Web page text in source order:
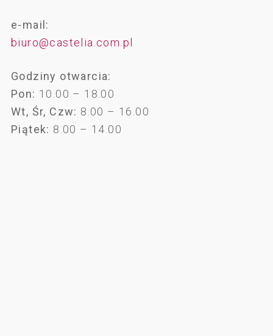
e-mail:
biuro@castelia.com.pl
Godziny otwarcia:
Pon: 10.00 – 18.00
Wt, Śr, Czw: 8.00 – 16.00
Piątek: 8.00 – 14.00